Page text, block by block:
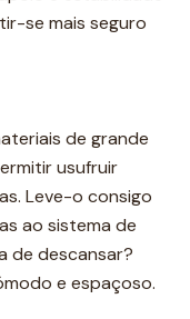
se mais seguro
de grande
usufruir
Leve-o consigo
ao sistema de
de descansar?
e espaçoso.